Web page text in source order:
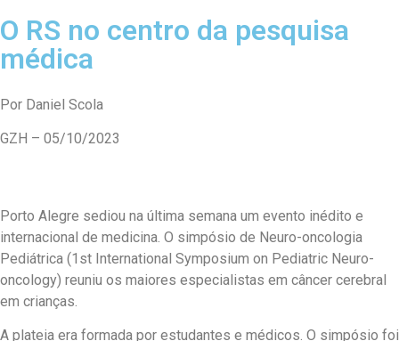
O RS no centro da pesquisa
médica
Por Daniel Scola
GZH – 05/10/2023
Porto Alegre sediou na última semana um evento inédito e
internacional de medicina. O simpósio de Neuro-oncologia
Pediátrica (1st International Symposium on Pediatric Neuro-
oncology) reuniu os maiores especialistas em câncer cerebral
em crianças.
A plateia era formada por estudantes e médicos. O simpósio foi